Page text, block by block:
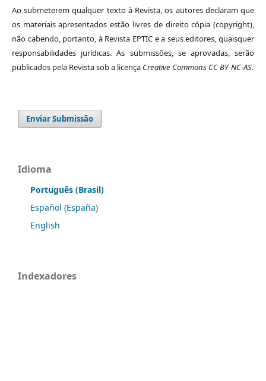
Ao submeterem qualquer texto à Revista, os autores declaram que
os materiais apresentados estão livres de direito cópia (copyright),
não cabendo, portanto, à Revista EPTIC e a seus editores, quaisquer
responsabilidades jurídicas. As submissões, se aprovadas, serão
publicados pela Revista sob a licença Creative Commons CC BY-NC-AS.
Enviar Submissão
Idioma
Português (Brasil)
Español (España)
English
Indexadores